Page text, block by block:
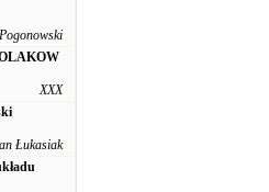
XXX
Łukasiak